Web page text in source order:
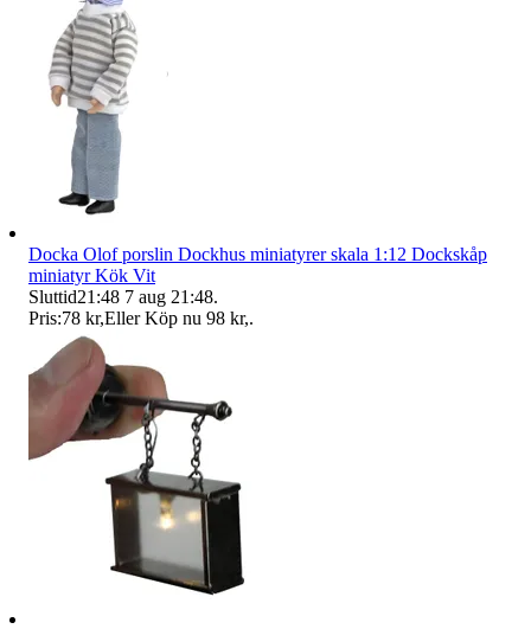
Docka Olof porslin Dockhus miniatyrer skala 1:12 Dockskåp
miniatyr Kök Vit
Sluttid21:48 7 aug 21:48.
Pris:78 kr,Eller Köp nu 98 kr,.